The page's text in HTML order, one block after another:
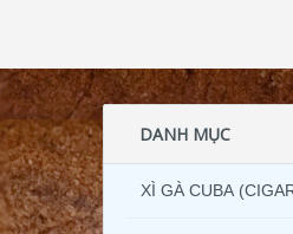
DANH MỤC
XÌ GÀ CUBA